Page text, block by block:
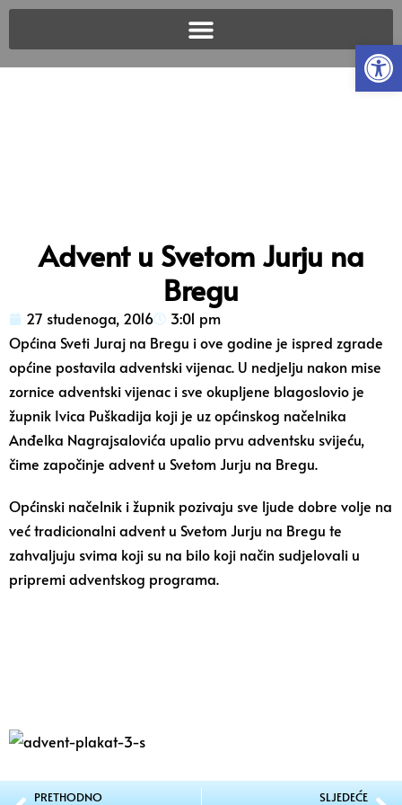
Advent u Svetom Jurju na
Bregu
27 studenoga, 2016
3:01 pm
Općina Sveti Juraj na Bregu i ove godine je ispred zgrade
općine postavila adventski vijenac. U nedjelju nakon mise
zornice adventski vijenac i sve okupljene blagoslovio je
župnik Ivica Puškadija koji je uz općinskog načelnika
Anđelka Nagrajsalovića upalio prvu adventsku svijeću,
čime započinje advent u Svetom Jurju na Bregu.
Općinski načelnik i župnik pozivaju sve ljude dobre volje na
već tradicionalni advent u Svetom Jurju na Bregu te
zahvaljuju svima koji su na bilo koji način sudjelovali u
pripremi adventskog programa.
PRETHODNO SLJEDEĆE